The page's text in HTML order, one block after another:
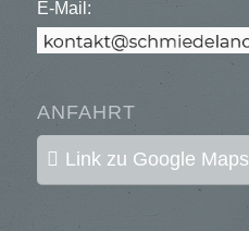
E-Mail:
ANFAHRT
Link zu Google Maps